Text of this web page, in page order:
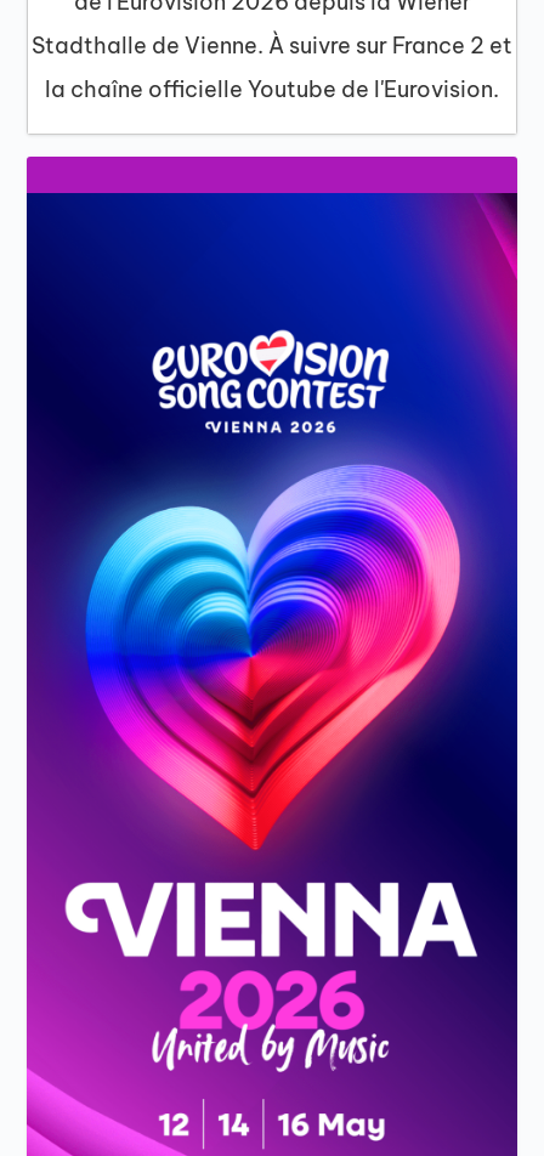
Stadthalle de Vienne. À suivre sur France 2 et
la chaîne officielle Youtube de l'Eurovision.